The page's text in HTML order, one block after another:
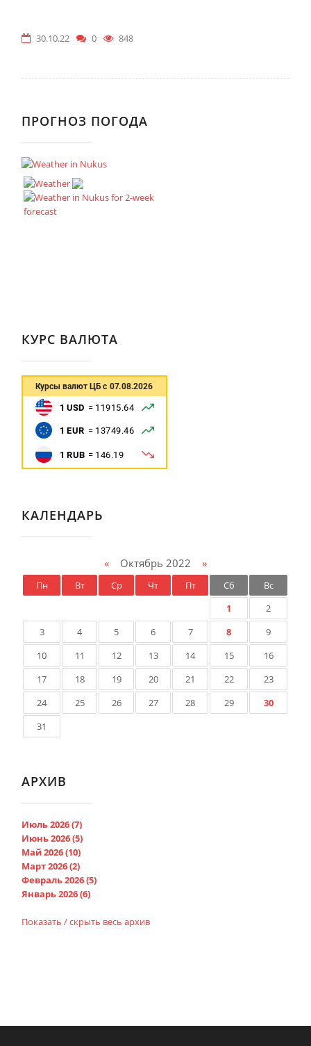
30.10.22 0 848
ПРОГНОЗ ПОГОДА
КУРС ВАЛЮТА
КАЛЕНДАРЬ
«Октябрь 2022 »
Пн Вт Ср Чт Пт Сб
Вс
1
2
3
4 5 6 7 8
9
10
11 12 13 14 15
16
17
18 19 20 21 22
23
24
25 26 27 28 29
30
31
АРХИВ
Июль 2026 (7)
Июнь 2026 (5)
Май 2026 (10)
Март 2026 (2)
Февраль 2026 (5)
Январь 2026 (6)
Показать / скрыть весь архив